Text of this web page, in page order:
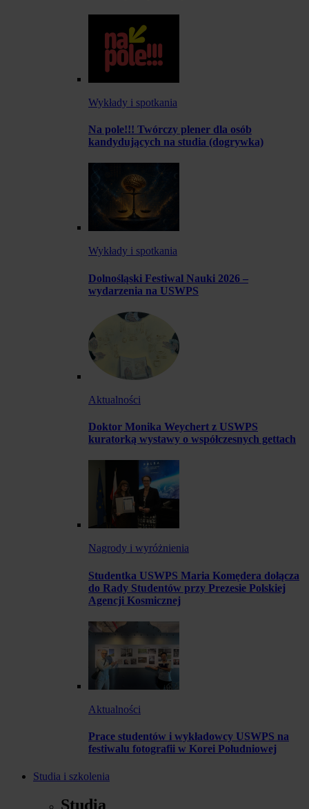
Wykłady i spotkania
Na pole!!! Twórczy plener dla osób
kandydujących na studia (dogrywka)
Wykłady i spotkania
Dolnośląski Festiwal Nauki 2026 –
wydarzenia na USWPS
Aktualności
Doktor Monika Weychert z USWPS
kuratorką wystawy o współczesnych gettach
Nagrody i wyróżnienia
Studentka USWPS Maria Komędera dołącza
do Rady Studentów przy Prezesie Polskiej
Agencji Kosmicznej
Aktualności
Prace studentów i wykładowcy USWPS na
festiwalu fotografii w Korei Południowej
Studia i szkolenia
Studia